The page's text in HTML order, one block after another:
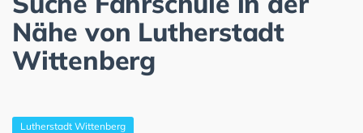
Nähe von Lutherstadt
Wittenberg
Lutherstadt Wittenberg